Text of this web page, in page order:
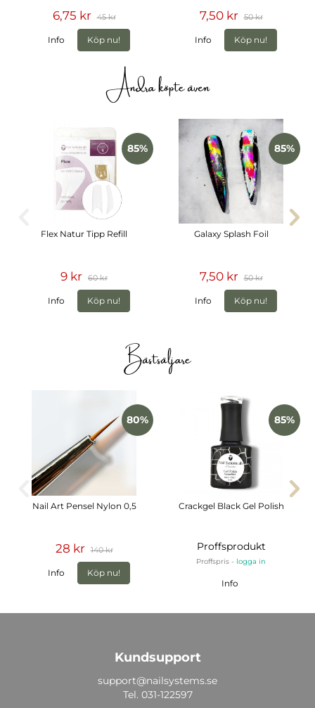
6,75 kr 45 kr
Info Köp nu!
7,50 kr 50 kr
Info Köp nu!
Andra köpte även
85%
Flex Natur Tipp Refill
9 kr 60 kr
Info Köp nu!
85%
Galaxy Splash Foil
7,50 kr 50 kr
Info Köp nu!
Bästsäljare
80%
Nail Art Pensel Nylon 0,5
28 kr 140 kr
Info Köp nu!
85%
Crackgel Black Gel Polish
Proffsprodukt
Proffspris - logga in
Info
Kundsupport
support@nailsystems.se
Tel. 031-122597